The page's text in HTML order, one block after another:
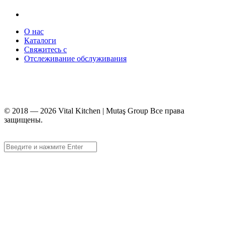
О нас
Каталоги
Свяжитесь с
Отслеживание обслуживания
© 2018 — 2026 Vital Kitchen | Mutaş Group Все права
защищены.